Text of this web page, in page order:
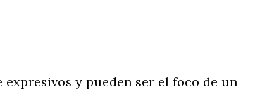
y pueden ser el foco de un